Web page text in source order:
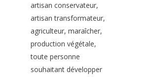
artisan conservateur,
artisan transformateur,
agriculteur, maraîcher,
production végétale,
toute personne
souhaitant développer